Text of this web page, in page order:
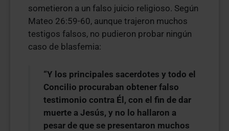
sometieron a un falso juicio religioso. Según
Mateo 26:59-60, aunque trajeron muchos
testigos falsos, no pudieron probar ningún
caso de blasfemia:
“Y los principales sacerdotes y todo el
Concilio procuraban obtener falso
testimonio contra Él, con el fin de dar
muerte a Jesús, y no lo hallaron a
pesar de que se presentaron muchos